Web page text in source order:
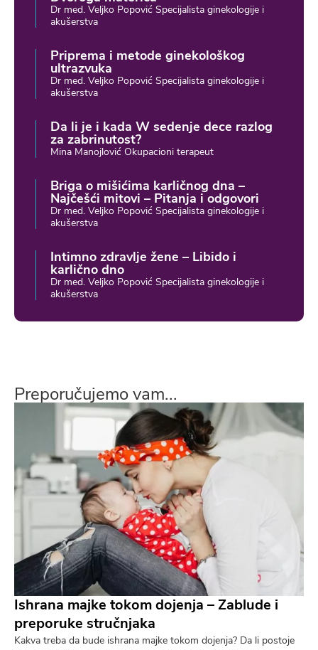
Dr med. Veljko Popović Specijalista ginekologije i
akušerstva
Priprema i metode ginekološkog
ultrazvuka
Dr med. Veljko Popović Specijalista ginekologije i
akušerstva
Da li je i kada W sedenje dece razlog
za zabrinutost?
Mina Manojlović Okupacioni terapeut
Briga o mišićima karličnog dna –
Najčešći mitovi – Pitanja i odgovori
Dr med. Veljko Popović Specijalista ginekologije i
akušerstva
Intimno zdravlje žene – Libido i
karlično dno
Dr med. Veljko Popović Specijalista ginekologije i
akušerstva
Preporučujemo vam...
Ishrana majke tokom dojenja – Zablude i
preporuke stručnjaka
Kakva treba da bude ishrana majke tokom dojenja? Da li postoje